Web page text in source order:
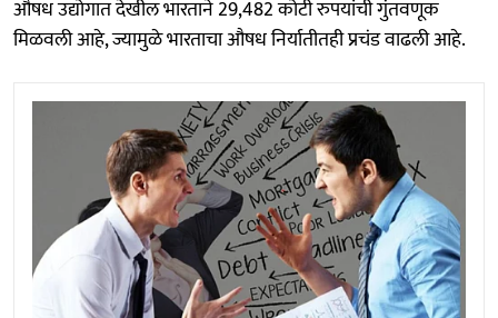
औषध उद्योगात देखील भारताने 29,482 कोटी रुपयांची गुंतवणूक
मिळवली आहे, ज्यामुळे भारताचा औषध निर्यातीतही प्रचंड वाढली आहे.